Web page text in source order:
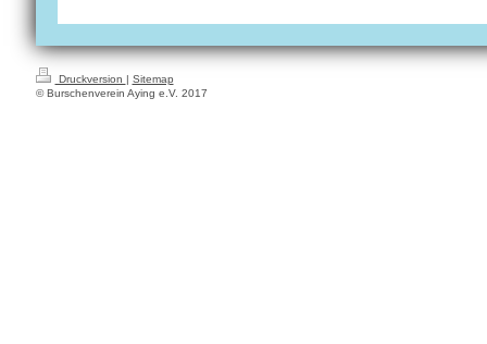
Druckversion | Sitemap
© Burschenverein Aying e.V. 2017